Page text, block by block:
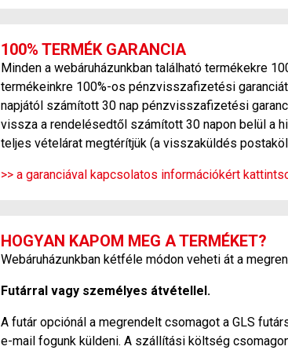
100% TERMÉK GARANCIA
Minden a webáruházunkban található termékekre
termékeinkre 100%-os pénzvisszafizetési
napjától számított 30 nap pénzvisszafizetési
vissza a rendelésedtől számított 30 napon belül a
teljes vételárat megtérítjük (a visszaküldés
>> a garanciával kapcsolatos információkért
HOGYAN KAPOM MEG A TERMÉKET?
Webáruházunkban kétféle módon veheti át a
Futárral vagy személyes átvétellel.
A futár opciónál a megrendelt csomagot a GLS
e-mail fogunk küldeni. A szállítási költség